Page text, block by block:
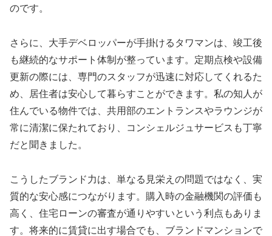
のです。
さらに、大手デベロッパーが手掛けるタワマンは、竣工後
も継続的なサポート体制が整っています。定期点検や設備
更新の際には、専門のスタッフが迅速に対応してくれるた
め、居住者は安心して暮らすことができます。私の知人が
住んでいる物件では、共用部のエントランスやラウンジが
常に清潔に保たれており、コンシェルジュサービスも丁寧
だと聞きました。
こうしたブランド力は、単なる見栄えの問題ではなく、実
質的な安心感につながります。購入時の金融機関の評価も
高く、住宅ローンの審査が通りやすいという利点もありま
す。将来的に賃貸に出す場合でも、ブランドマンションで